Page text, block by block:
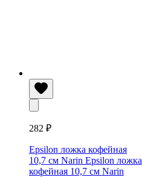
282 ₽
Epsilon ложка кофейная
10,7 см Narin Epsilon ложка
кофейная 10,7 см Narin